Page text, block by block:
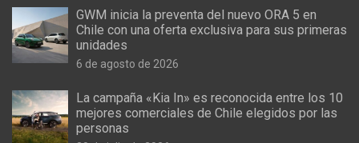
GWM inicia la preventa del nuevo ORA 5 en
Chile con una oferta exclusiva para sus primeras
unidades
6 de agosto de 2026
La campaña «Kia In» es reconocida entre los 10
mejores comerciales de Chile elegidos por las
personas